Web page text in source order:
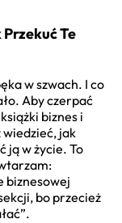
Te
w szwach. I co
Aby czerpać
biznes i
wiedzieć, jak
ją w życie. To
biznesowej
bo przecież